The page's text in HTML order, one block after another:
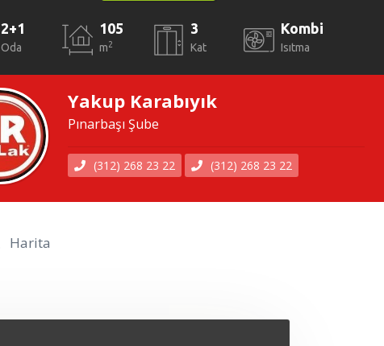
2+1
Oda
105
m2
3
Kat
Kombi
Isıtma
Yakup Karabıyık
Pınarbaşı Şube
(312) 268 23 22 (312) 268 23 22
Harita